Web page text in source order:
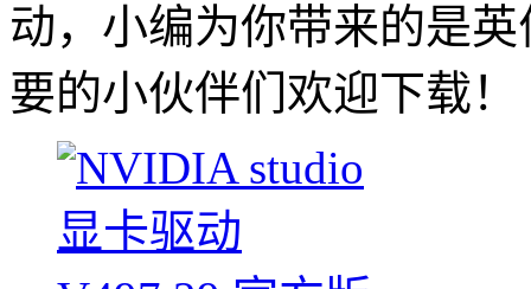
动，小编为你带来的是
要的小伙伴们欢迎下载！